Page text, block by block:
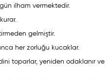
ilham vermektedir.
gelmiştir.
her zorluğu kucaklar.
toparlar, yeniden odaklanır ve